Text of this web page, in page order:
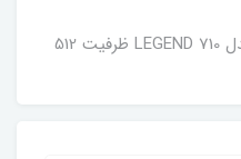
اس اس دی اینترنال ای دیتا مدل LEGEND 710 ظرفیت 512